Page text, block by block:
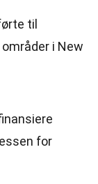
til
i New
for